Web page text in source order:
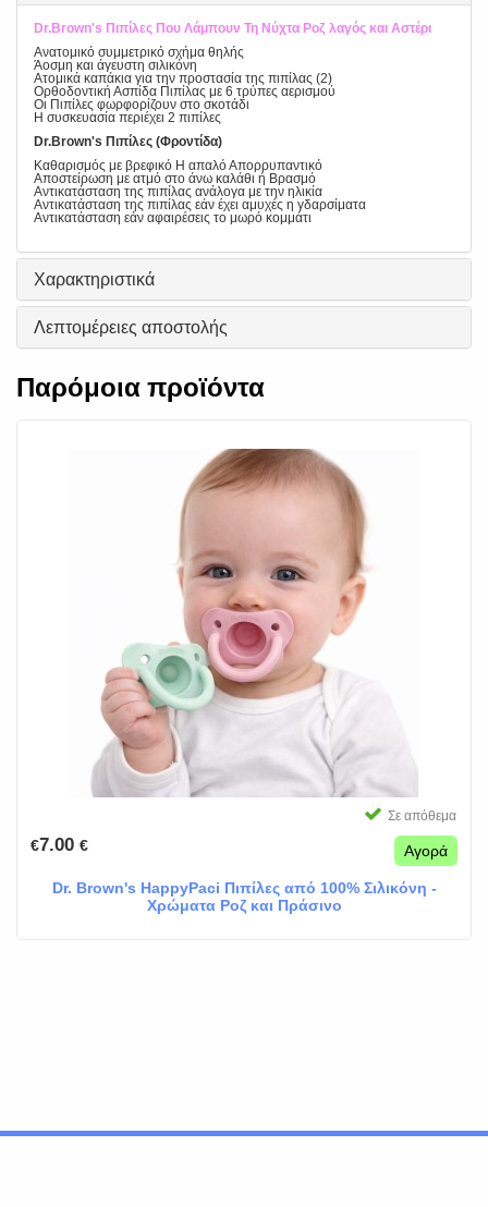
Dr.Brown's Πιπίλες Που Λάμπουν Τη Νύχτα Ροζ λαγός και Αστέρι
Ανατομικό συμμετρικό σχήμα θηλής
Άοσμη και άγευστη σιλικόνη
Ατομικά καπάκια για την προστασία της πιπίλας (2)
Ορθοδοντική Ασπίδα Πιπίλας με 6 τρύπες αερισμού
Οι Πιπίλες φωρφορίζουν στο σκοτάδι
Η συσκευασία περιέχει 2 πιπίλες
Dr.Brown's Πιπίλες (Φροντίδα)
Καθαρισμός με βρεφικό Η απαλό Απορρυπαντικό
Αποστείρωση με ατμό στο άνω καλάθι ή Βρασμό
Αντικατάσταση της πιπίλας ανάλογα με την ηλικία
Αντικατάσταση της πιπίλας εάν έχει αμυχές η γδαρσίματα
Αντικατάσταση εάν αφαιρέσεις το μωρό κομμάτι
Χαρακτηριστικά
Λεπτομέρειες αποστολής
Παρόμοια προϊόντα
Σε απόθεμα
€7.00 € Αγορά
Dr. Brown's HappyPaci Πιπίλες από 100% Σιλικόνη -
Χρώματα Ροζ και Πράσινο